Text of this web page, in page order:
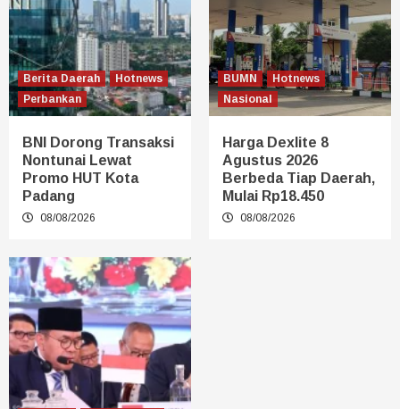
Berita Daerah
Hotnews
Perbankan
BNI Dorong Transaksi
Nontunai Lewat
Promo HUT Kota
Padang
08/08/2026
BUMN
Hotnews
Nasional
Harga Dexlite 8
Agustus 2026
Berbeda Tiap Daerah,
Mulai Rp18.450
08/08/2026